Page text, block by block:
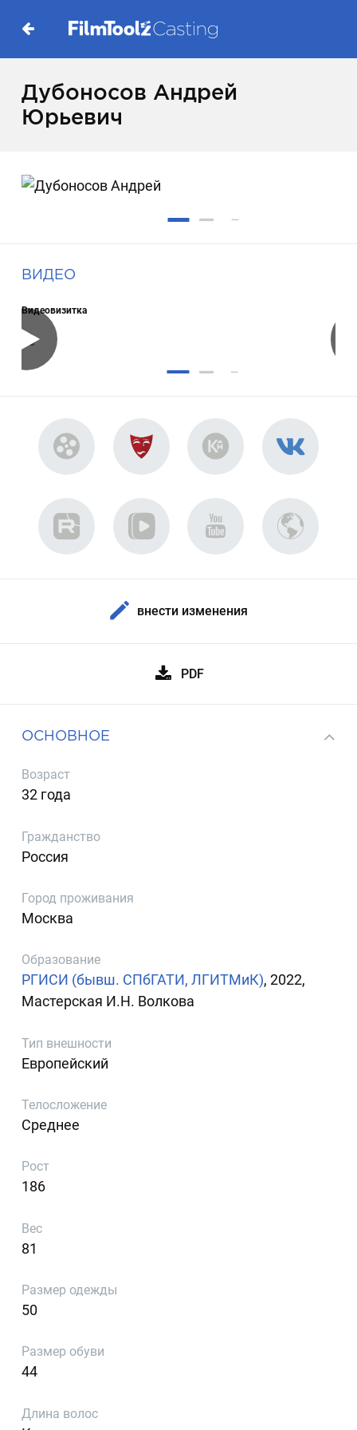
Дубоносов Андрей
Юрьевич
ВИДЕО
Видеовизитка
внести изменения
PDF
ОСНОВНОЕ
Возраст
32 года
Гражданство
Россия
Город проживания
Москва
Образование
РГИСИ (бывш. СПбГАТИ, ЛГИТМиК), 2022,
Мастерская И.Н. Волкова
Тип внешности
Европейский
Телосложение
Среднее
Рост
186
Вес
81
Размер одежды
50
Размер обуви
44
Длина волос